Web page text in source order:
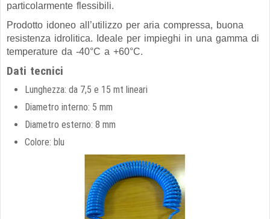
particolarmente flessibili.
Prodotto idoneo all’utilizzo per aria compressa, buona
resistenza idrolitica. Ideale per impieghi in una gamma di
temperature da -40°C a +60°C.
Dati tecnici
Lunghezza: da 7,5 e 15 mt lineari
Diametro interno: 5 mm
Diametro esterno: 8 mm
Colore: blu